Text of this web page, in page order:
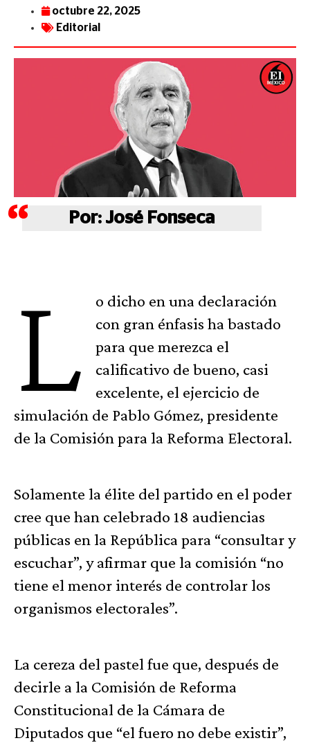
octubre 22, 2025
Editorial
Por: José Fonseca
L
o dicho en una declaración
con gran énfasis ha bastado
para que merezca el
calificativo de bueno, casi
excelente, el ejercicio de
simulación de Pablo Gómez, presidente
de la Comisión para la Reforma Electoral.
Solamente la élite del partido en el poder
cree que han celebrado 18 audiencias
públicas en la República para “consultar y
escuchar”, y afirmar que la comisión “no
tiene el menor interés de controlar los
organismos electorales”.
La cereza del pastel fue que, después de
decirle a la Comisión de Reforma
Constitucional de la Cámara de
Diputados que “el fuero no debe existir”,